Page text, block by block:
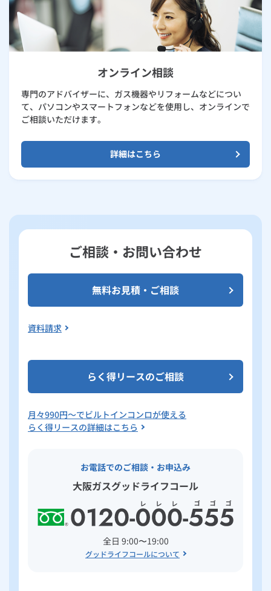
オンライン相談
専門のアドバイザーに、ガス機器やリフォームなどについ
て、パソコンやスマートフォンなどを使用し、オンラインで
ご相談いただけます。
詳細はこちら
ご相談・お問い合わせ
無料お見積・ご相談
資料請求
らく得リースのご相談
月々990円～でビルトインコンロが使える
らく得リースの詳細はこちら
お電話でのご相談・お申込み
大阪ガスグッドライフコール
全日 9:00〜19:00
グッドライフコールについて